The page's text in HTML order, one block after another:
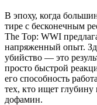
В эпоху, когда
тире с бесконечным
The Top: WWI
напряженный опыт.
убийство — это
просто быстрой
его способность
тех, кто ищет
дофамин.